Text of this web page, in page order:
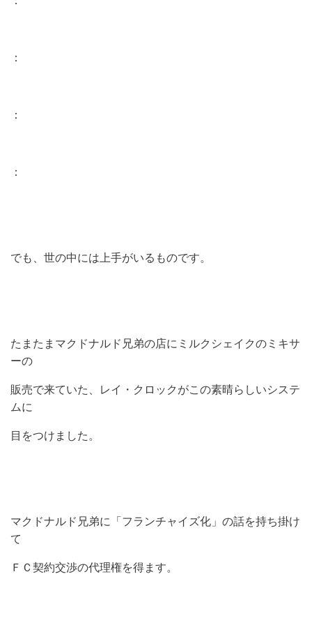
：
：
：
でも、世の中には上手がいるものです。
たまたまマクドナルド兄弟の店にミルクシェイクのミキサ
ーの
販売で来ていた、レイ・クロックがこの素晴らしいシステ
ムに
目をつけました。
マクドナルド兄弟に「フランチャイズ化」の話を持ち掛け
て
ＦＣ契約交渉の代理権を得ます。